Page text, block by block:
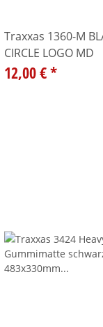
Traxxas 1360-M
CIRCLE LOGO MD
12,00 €*